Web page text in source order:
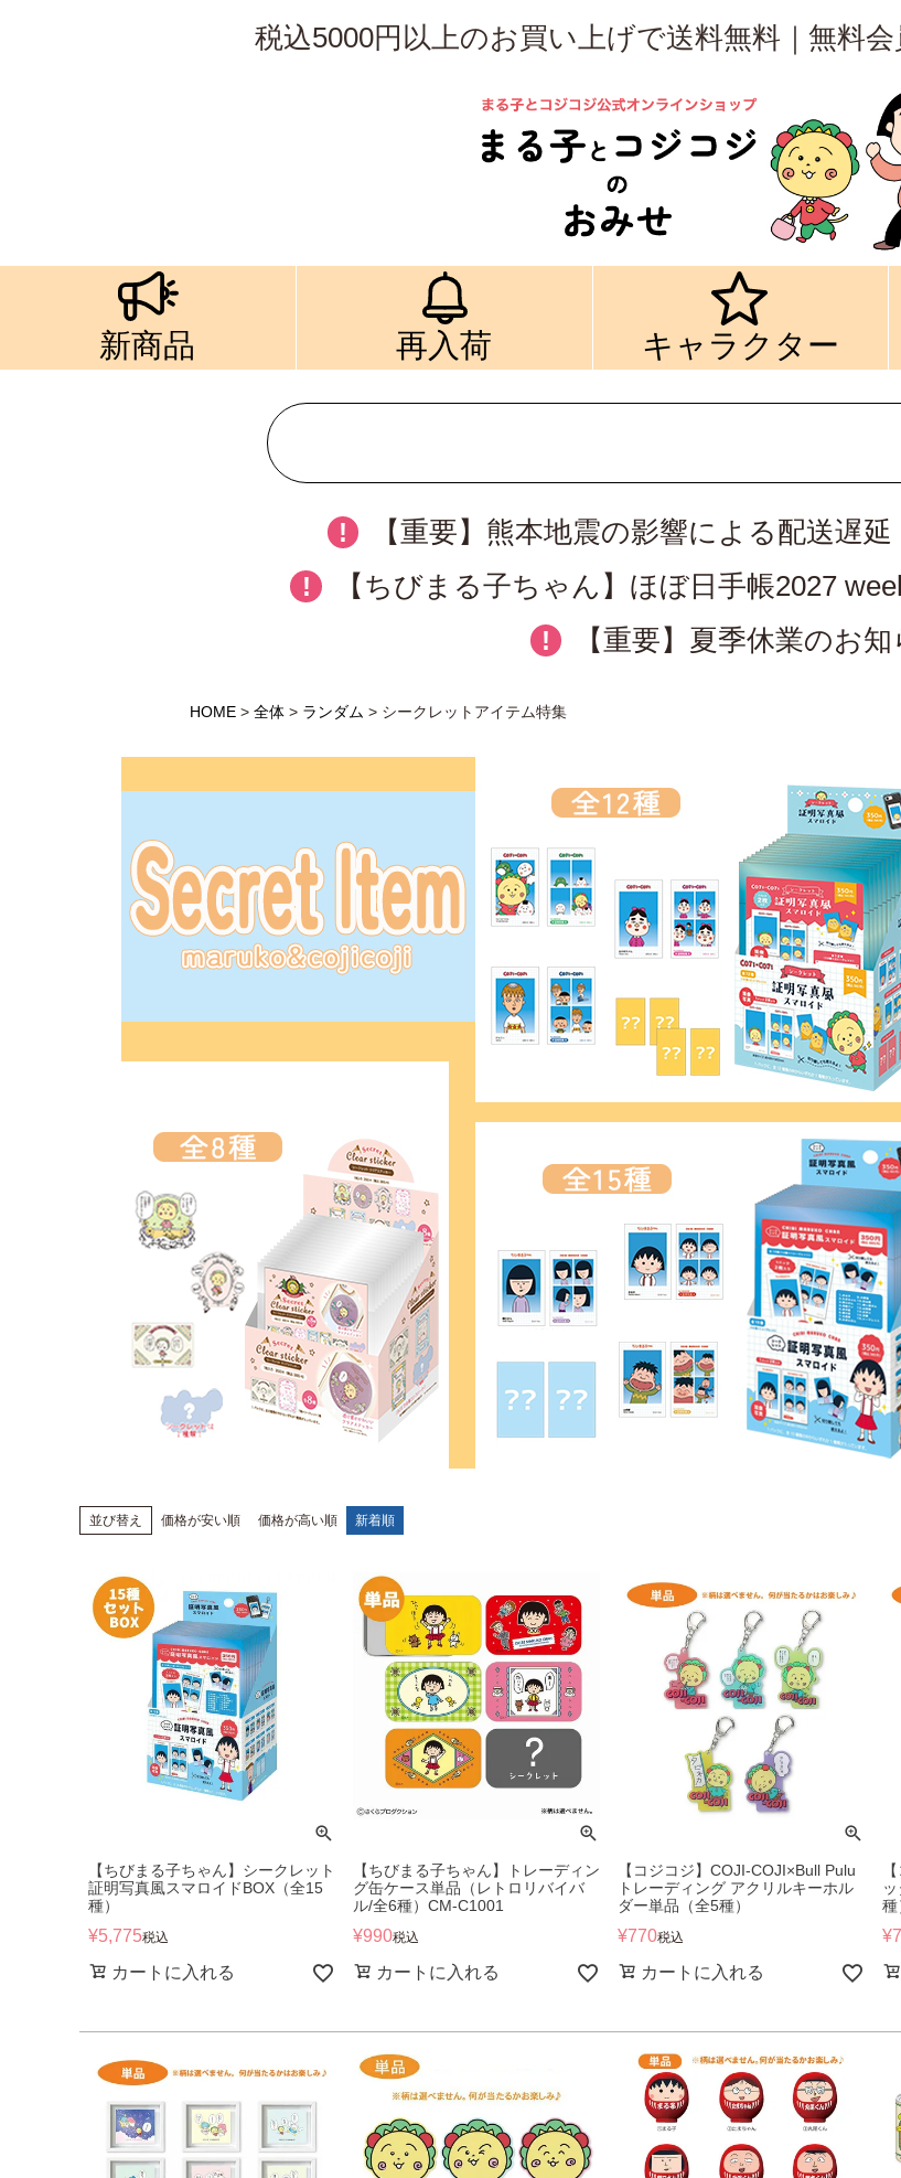
税込5000円以上のお買い上げで送料無料｜無料
新商品 再入荷 キャラクター
! 【重要】熊本地震の影響による配送遅
! 【ちびまる子ちゃん】ほぼ日手帳2027
! 【重要】夏季休業のお
HOME 全体 ランダム シークレットアイテム特集
並び替え 価格が安い順 価格が高い順 新着順
【ちびまる子ちゃん】シークレット
証明写真風スマロイドBOX（全15
種）
¥5,775税込
カートに入れる
【ちびまる子ちゃん】トレーディン
グ缶ケース単品（レトロリバイバ
ル/全6種）CM-C1001
¥990税込
カートに入れる
【コジコジ】COJI-COJI×Bull Pulu
トレーディング アクリルキーホル
ダー単品（全5種）
¥770税込
カートに入れる
種
¥